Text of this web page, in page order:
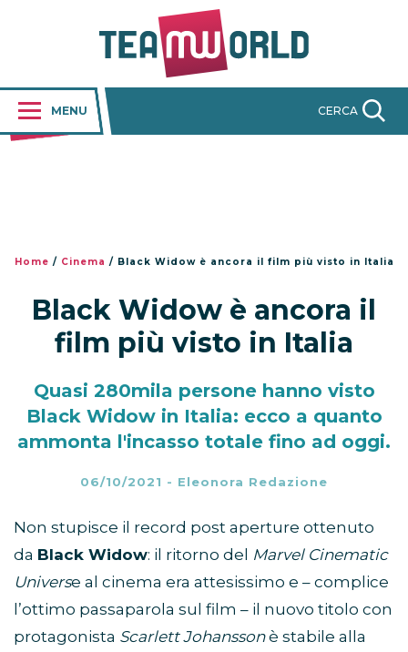
MENU CERCA
Home / Cinema / Black Widow è ancora il film più visto in Italia
Black Widow è ancora il
film più visto in Italia
Quasi 280mila persone hanno visto
Black Widow in Italia: ecco a quanto
ammonta l'incasso totale fino ad oggi.
06/10/2021 - Eleonora Redazione
Non stupisce il record post aperture ottenuto
da Black Widow: il ritorno del Marvel Cinematic
Universe al cinema era attesissimo e – complice
l’ottimo passaparola sul film – il nuovo titolo con
protagonista Scarlett Johanssonè stabile alla